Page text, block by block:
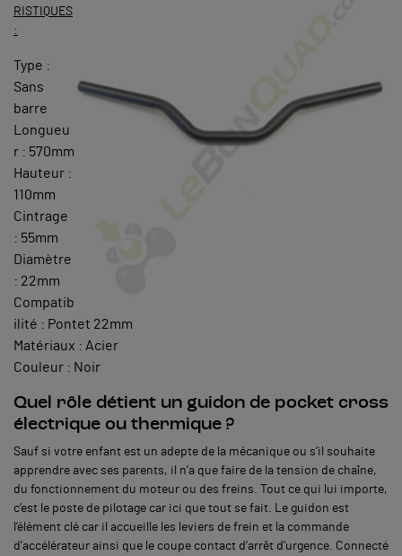
RISTIQUES
:
Type :
Sans
barre
Longueu
r : 570mm
Hauteur :
110mm
Cintrage
: 55mm
Diamètre
: 22mm
Compatib
ilité : Pontet 22mm
Matériaux : Acier
Couleur : Noir
Quel rôle détient un guidon de pocket cross
électrique ou thermique ?
Sauf si votre enfant est un adepte de la mécanique ou s’il souhaite
apprendre avec ses parents, il n’a que faire de la tension de chaîne,
du fonctionnement du moteur ou des freins. Tout ce qui lui importe,
c’est le poste de pilotage car ici que tout se fait. Le guidon est
l’élément clé car il accueille les leviers de frein et la commande
d’accélérateur ainsi que le coupe contact d’arrêt d’urgence. Connecté